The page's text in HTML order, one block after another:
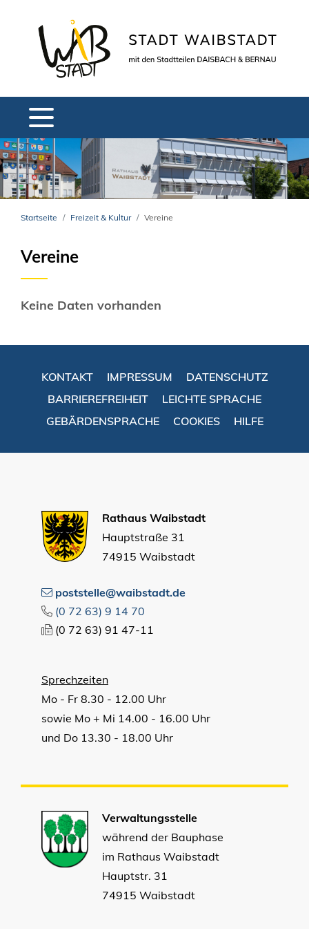
Startseite Freizeit & Kultur Vereine
Vereine
Keine Daten vorhanden
KONTAKT IMPRESSUM
DATENSCHUTZ
BARRIEREFREIHEIT
LEICHTE SPRACHE
GEBÄRDENSPRACHE
COOKIES HILFE
Rathaus Waibstadt
Hauptstraße 31
74915 Waibstadt
poststelle@waibstadt.de
(0 72 63) 9 14 70
(0 72 63) 91 47-11
Sprechzeiten
Mo - Fr 8.30 - 12.00 Uhr
sowie Mo + Mi 14.00 - 16.00 Uhr
und Do 13.30 - 18.00 Uhr
Verwaltungsstelle
während der Bauphase
im Rathaus Waibstadt
Hauptstr. 31
74915 Waibstadt